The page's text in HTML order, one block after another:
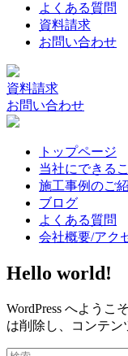
よくある質問
資料請求
お問い合わせ
資料請求
お問い合わせ
トップページ
当社にできる
施工事例のご
ブログ
よくある質問
会社概要/アク
Hello world!
WordPress へようこ
は削除し、コンテン